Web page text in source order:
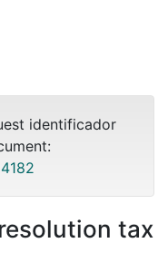
identificador
tax